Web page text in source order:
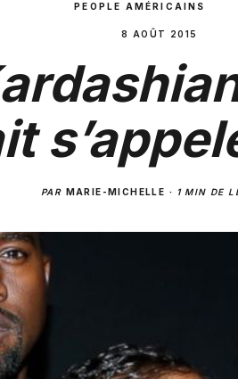
PEOPLE AMÉRICAINS
8 AOÛT 2015
PAR MARIE-MICHELLE · 1 MIN DE